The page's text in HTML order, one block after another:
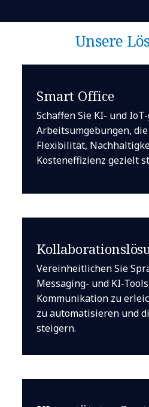
Unsere
Smart Office
Schaffen Sie KI- und
Arbeitsumgebungen,
Flexibilität,
Kosteneffizienz gezielt
Vereinheitlichen Sie
Messaging- und KI-
Kommunikation zu
zu automatisieren und
steigern.